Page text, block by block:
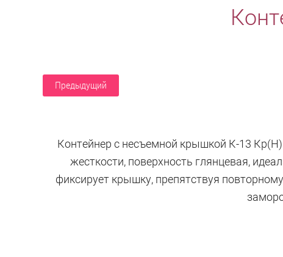
Предыдущий
Контейнер с несъемной крышкой К-13
жесткости, поверхность глянцевая,
фиксирует крышку, препятствуя